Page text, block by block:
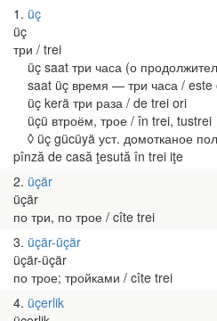
1 üç
üç
три / trei
üç saat три часа (о
saat üç время — три часа / este
üç kerä три раза / de trei ori
üçü втроём, трое / în trei, tustrei
◊ üç gücüyä уст. домотканое
pînză de casă ţesută în trei iţe
2 üçär
üçär
по три, по трое / cîte trei
3 üçär-üçär
üçär-üçär
по трое; тройками / cîte trei
4 üçerlik